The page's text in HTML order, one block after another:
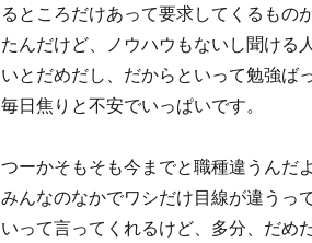
るところだけあって要求してくるもの
たんだけど、ノウハウもないし聞ける
いとだめだし、だからといって勉強ば
毎日焦りと不安でいっぱいです。
つーかそもそも今までと職種違うんだ
みんなのなかでワシだけ目線が違うっ
いって言ってくれるけど、多分、だめ